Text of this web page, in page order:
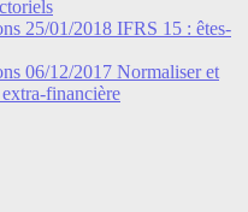
25/01/2018 IFRS 15 : êtes-
06/12/2017 Normaliser et
financière